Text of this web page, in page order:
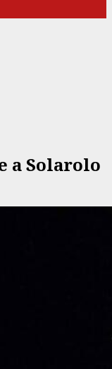
a Solarolo